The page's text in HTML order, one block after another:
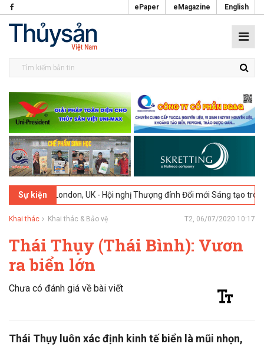
ePaper eMagazine English
Sự kiện
London, UK - Hội nghị Thượng đỉnh Đổi mới Sáng tạo trong Ngành
Khai thác Khai thác & Bảo vệ T2, 06/07/2020 10:17
Thái Thụy (Thái Bình): Vươn
ra biển lớn
Chưa có đánh giá về bài viết
Thái Thụy luôn xác định kinh tế biển là mũi nhọn,